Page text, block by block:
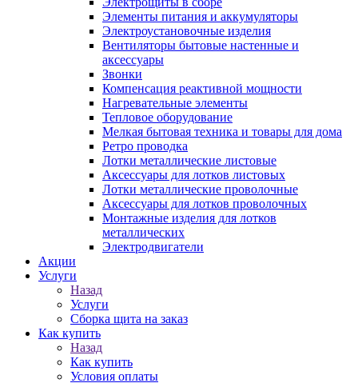
Элементы питания и аккумуляторы
Электроустановочные изделия
Вентиляторы бытовые настенные и
аксессуары
Звонки
Компенсация реактивной мощности
Нагревательные элементы
Тепловое оборудование
Мелкая бытовая техника и товары для дома
Ретро проводка
Лотки металлические листовые
Аксессуары для лотков листовых
Лотки металлические проволочные
Аксессуары для лотков проволочных
Монтажные изделия для лотков
металлических
Электродвигатели
Акции
Услуги
Назад
Услуги
Сборка щита на заказ
Как купить
Назад
Как купить
Условия оплаты